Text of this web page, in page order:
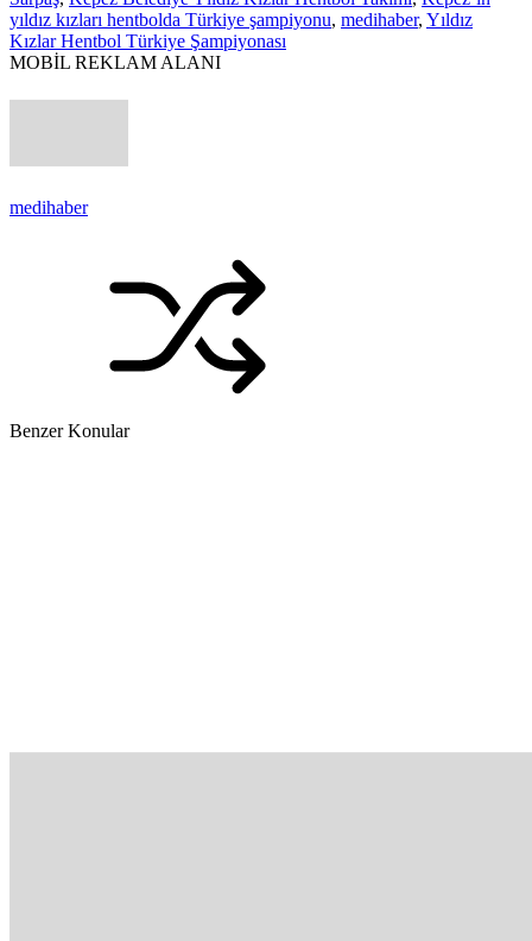
yıldız kızları hentbolda Türkiye şampiyonu, medihaber, Yıldız
Kızlar Hentbol Türkiye Şampiyonası
MOBİL REKLAM ALANI
medihaber
Benzer Konular